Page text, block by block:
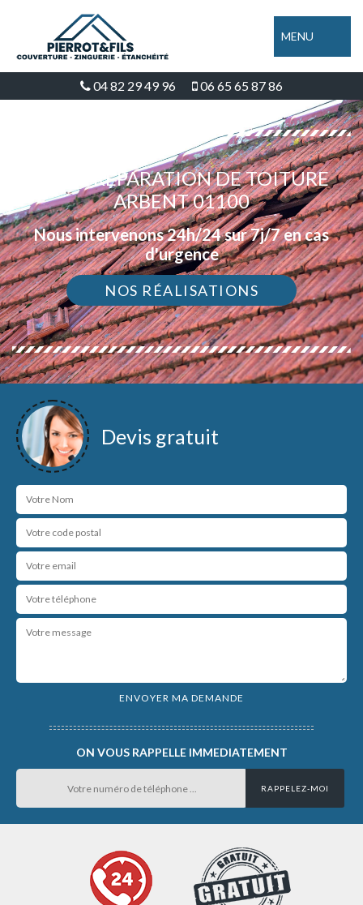
MENU
04 82 29 49 96 06 65 65 87 86
DEVIS RÉPARATION DE TOITURE
ARBENT 01100
Nous intervenons 24h/24 sur 7j/7 en cas
d'urgence
NOS RÉALISATIONS
Devis gratuit
ON VOUS RAPPELLE IMMEDIATEMENT